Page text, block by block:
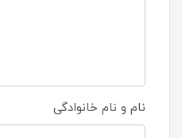
نام و نام خانوادگی